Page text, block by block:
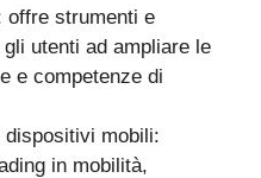
offre strumenti e
utenti ad ampliare le
e competenze di
mobili:
in mobilità,